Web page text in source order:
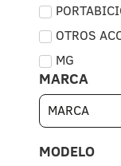
OTROS
MG
MARCA
MODELO